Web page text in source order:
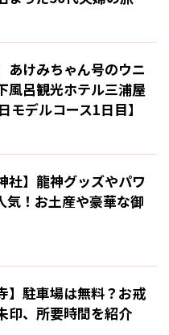
あけみちゃん号のウニ
風呂観光ホテル三浦屋
モデルコース1日目】
社】龍神グッズやパワ
気！お土産や豪華な御
】駐車場は無料？お戒
印、所要時間を紹介